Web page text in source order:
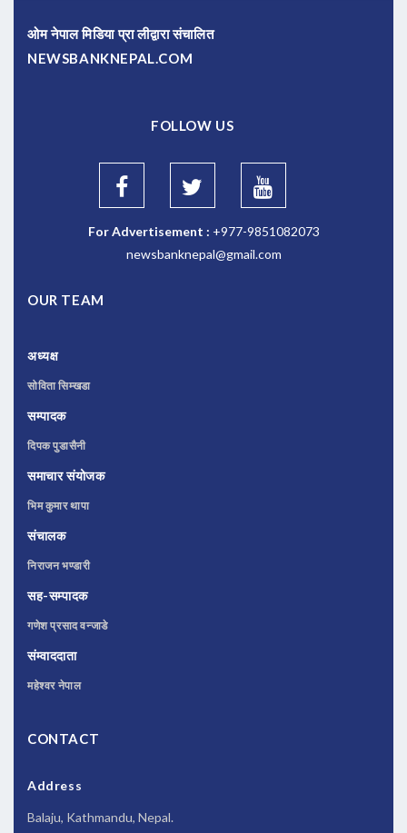
ओम नेपाल मिडिया प्रा लीद्वारा संचालित
NEWSBANKNEPAL.COM
FOLLOW US
For Advertisement : +977-9851082073
newsbanknepal@gmail.com
OUR TEAM
अध्यक्ष
सोविता सिम्खडा
सम्पादक
दिपक पुडासैनी
समाचार संयोजक
भिम कुमार थापा
संचालक
निराजन भण्डारी
सह-सम्पादक
गणेश प्रसाद वन्जाडे
संम्वाददाता
महेश्वर नेपाल
CONTACT
Address
Balaju, Kathmandu, Nepal.